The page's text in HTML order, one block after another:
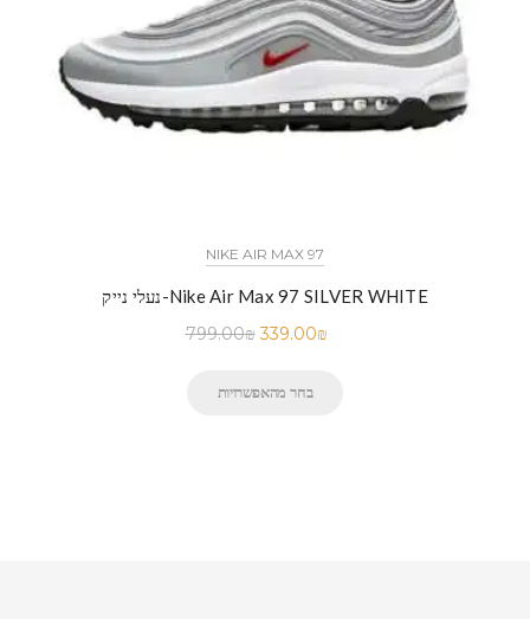
NIKE AIR MAX 97
נעלי נייק-Nike Air Max 97 SILVER WHITE
799.00₪ 339.00₪
בחר מהאפשרויות